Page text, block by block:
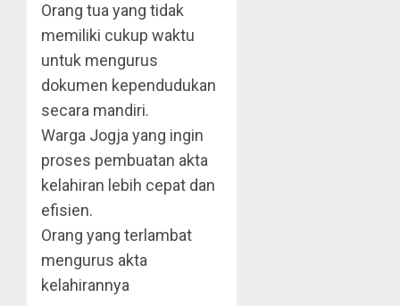
Orang tua yang tidak
memiliki cukup waktu
untuk mengurus
dokumen kependudukan
secara mandiri.
Warga Jogja yang ingin
proses pembuatan akta
kelahiran lebih cepat dan
efisien.
Orang yang terlambat
mengurus akta
kelahirannya